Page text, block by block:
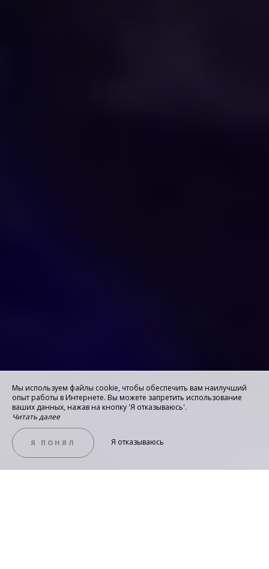
Мы используем файлы cookie, чтобы обеспечить вам наилучший
опыт работы в Интернете. Вы можете запретить использование
ваших данных, нажав на кнопку 'Я отказываюсь'.
Читать далее
Я ПОНЯЛ Я отказываюсь